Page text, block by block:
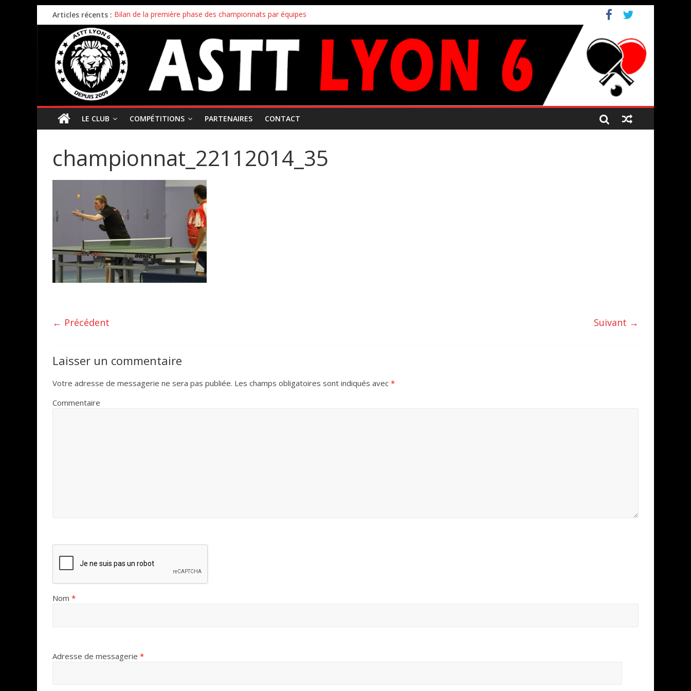
Articles récents : Bilan de la première phase des championnats par équipes
Bilan de fin de saison pour nos équipes
Inscriptions 2026/2027 – c’est parti !
Stage enfants été 2026 – ouvertures inscriptions aux joueurs non licenciés au club
Championnat par équipes – 21/22 Mars 2026
LE CLUB COMPÉTITIONS PARTENAIRES CONTACT
championnat_22112014_35
← Précédent Suivant →
Laisser un commentaire
Votre adresse de messagerie ne sera pas publiée. Les champs obligatoires sont indiqués avec *
Commentaire
Nom *
Adresse de messagerie *